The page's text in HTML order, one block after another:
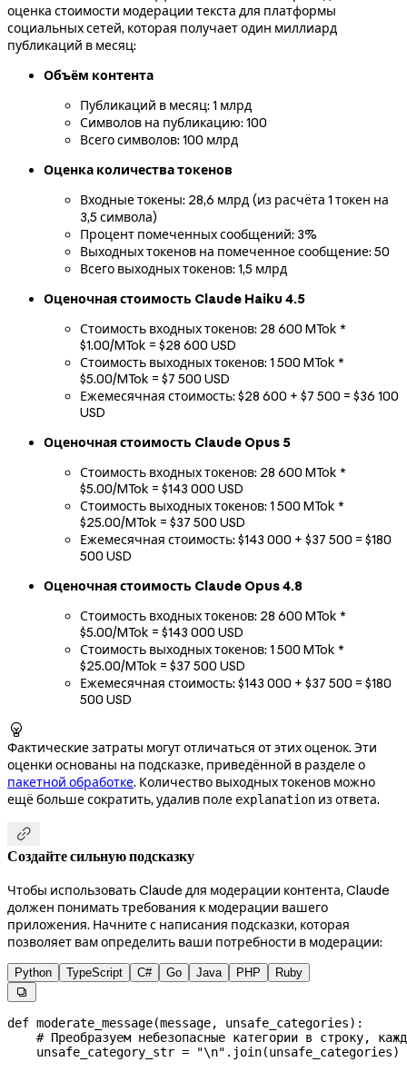
оценка стоимости модерации текста для платформы
социальных сетей, которая получает один миллиард
публикаций в месяц:
Объём контента
Публикаций в месяц: 1 млрд
Символов на публикацию: 100
Всего символов: 100 млрд
Оценка количества токенов
Входные токены: 28,6 млрд (из расчёта 1 токен на
3,5 символа)
Процент помеченных сообщений: 3%
Выходных токенов на помеченное сообщение: 50
Всего выходных токенов: 1,5 млрд
Оценочная стоимость Claude Haiku 4.5
Стоимость входных токенов: 28 600 MTok *
$1.00/MTok = $28 600 USD
Стоимость выходных токенов: 1 500 MTok *
$5.00/MTok = $7 500 USD
Ежемесячная стоимость: $28 600 + $7 500 = $36 100
USD
Оценочная стоимость Claude Opus 5
Стоимость входных токенов: 28 600 MTok *
$5.00/MTok = $143 000 USD
Стоимость выходных токенов: 1 500 MTok *
$25.00/MTok = $37 500 USD
Ежемесячная стоимость: $143 000 + $37 500 = $180
500 USD
Оценочная стоимость Claude Opus 4.8
Стоимость входных токенов: 28 600 MTok *
$5.00/MTok = $143 000 USD
Стоимость выходных токенов: 1 500 MTok *
$25.00/MTok = $37 500 USD
Ежемесячная стоимость: $143 000 + $37 500 = $180
500 USD

Фактические затраты могут отличаться от этих оценок. Эти
оценки основаны на подсказке, приведённой в разделе о
пакетной обработке. Количество выходных токенов можно
ещё больше сократить, удалив поле explanation из ответа.

Создайте сильную подсказку
Чтобы использовать Claude для модерации контента, Claude
должен понимать требования к модерации вашего
приложения. Начните с написания подсказки, которая
позволяет вам определить ваши потребности в модерации:
Python TypeScript C# Go Java PHP Ruby

def moderate_message(message, unsafe_categories):
# Преобразуем небезопасные категории в строку,
    unsafe_category_str
= "\n" .join(unsafe_categories)